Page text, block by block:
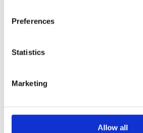
Preferences
Statistics
Marketing
Allow all